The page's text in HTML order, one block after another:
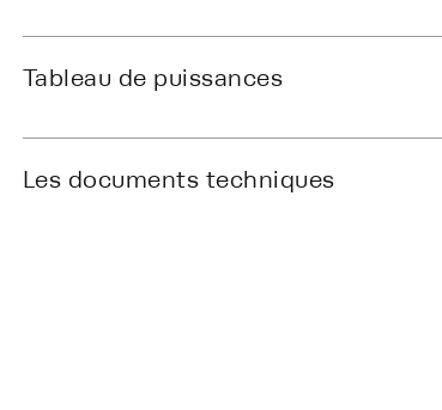
Tableau de puissances
Les documents techniques